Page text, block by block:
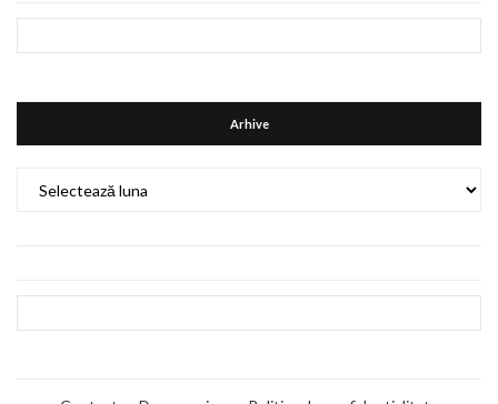
Arhive